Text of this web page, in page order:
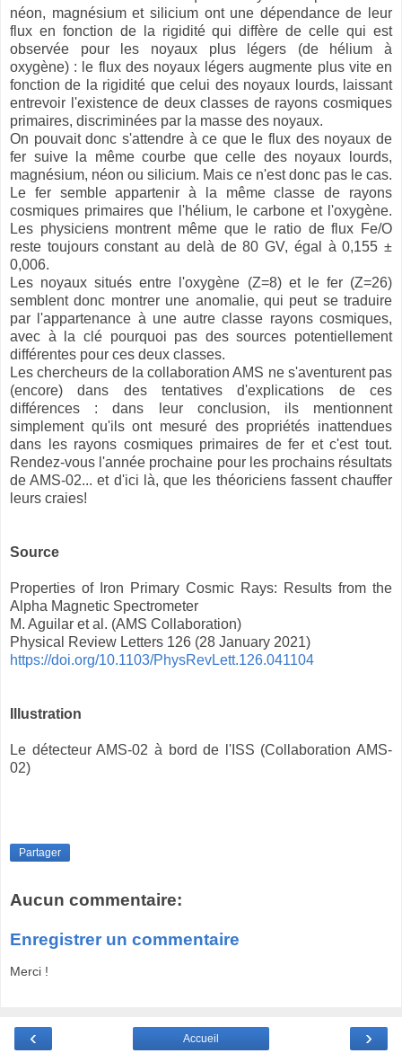
néon, magnésium et silicium ont une dépendance de leur
flux en fonction de la rigidité qui diffère de celle qui est
observée pour les noyaux plus légers (de hélium à
oxygène) : le flux des noyaux légers augmente plus vite en
fonction de la rigidité que celui des noyaux lourds, laissant
entrevoir l'existence de deux classes de rayons cosmiques
primaires, discriminées par la masse des noyaux.
On pouvait donc s'attendre à ce que le flux des noyaux de
fer suive la même courbe que celle des noyaux lourds,
magnésium, néon ou silicium. Mais ce n'est donc pas le cas.
Le fer semble appartenir à la même classe de rayons
cosmiques primaires que l'hélium, le carbone et l'oxygène.
Les physiciens montrent même que le ratio de flux Fe/O
reste toujours constant au delà de 80 GV, égal à 0,155 ±
0,006.
Les noyaux situés entre l'oxygène (Z=8) et le fer (Z=26)
semblent donc montrer une anomalie, qui peut se traduire
par l'appartenance à une autre classe rayons cosmiques,
avec à la clé pourquoi pas des sources potentiellement
différentes pour ces deux classes.
Les chercheurs de la collaboration AMS ne s'aventurent pas
(encore) dans des tentatives d'explications de ces
différences : dans leur conclusion, ils mentionnent
simplement qu'ils ont mesuré des propriétés inattendues
dans les rayons cosmiques primaires de fer et c'est tout.
Rendez-vous l'année prochaine pour les prochains résultats
de AMS-02... et d'ici là, que les théoriciens fassent chauffer
leurs craies!
Source
Properties of Iron Primary Cosmic Rays: Results from the
Alpha Magnetic Spectrometer
M. Aguilar et al. (AMS Collaboration)
Physical Review Letters 126 (28 January 2021)
https://doi.org/10.1103/PhysRevLett.126.041104
Illustration
Le détecteur AMS-02 à bord de l'ISS (Collaboration AMS-
02)
Partager
Aucun commentaire:
Enregistrer un commentaire
Merci !
‹ ›
Accueil